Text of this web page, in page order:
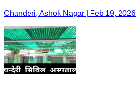
Chanderi, Ashok Nagar | Feb 19, 2026